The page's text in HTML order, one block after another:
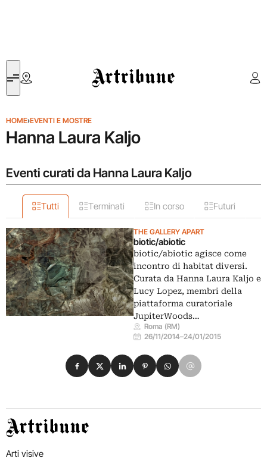
Artribune
HOME›EVENTI E MOSTRE
Hanna Laura Kaljo
Eventi curati da Hanna Laura Kaljo
Tutti Terminati In corso Futuri
THE GALLERY APART
biotic/abiotic
biotic/abiotic agisce come
incontro di habitat diversi.
Curata da Hanna Laura Kaljo e
Lucy Lopez, membri della
piattaforma curatoriale
JupiterWoods…
Roma (RM)
26/11/2014–24/01/2015
Condividi su Facebook
Condividi su X
Condividi su LinkedIn
Condividi su Pinterest
Condividi su WhatsApp
Condividi su Email
Artribune
Arti visive